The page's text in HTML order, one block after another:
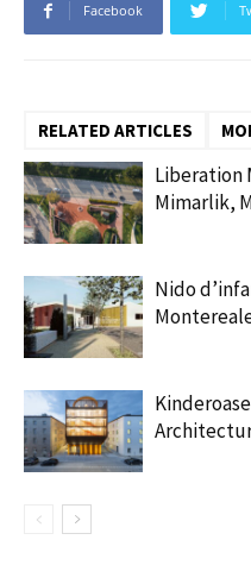
Facebook
RELATED ARTICLES
Liberation
Mimarlik,
Nido